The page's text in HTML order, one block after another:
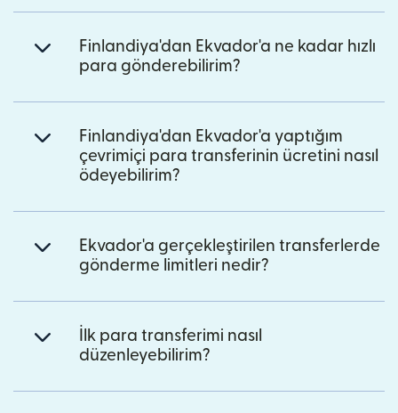
Finlandiya'dan Ekvador'a ne kadar hızlı
para gönderebilirim?
Finlandiya'dan Ekvador'a yaptığım
çevrimiçi para transferinin ücretini nasıl
ödeyebilirim?
Ekvador'a gerçekleştirilen transferlerde
gönderme limitleri nedir?
İlk para transferimi nasıl
düzenleyebilirim?